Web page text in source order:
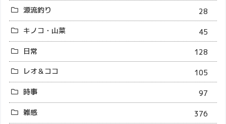
源流釣り
28
キノコ・山菜
45
日常
128
レオ＆ココ
105
時事
97
雑感
376